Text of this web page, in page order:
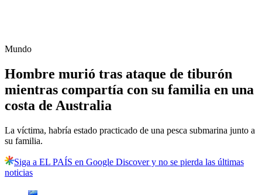
Mundo
Hombre murió tras ataque de tiburón
mientras compartía con su familia en una
costa de Australia
La víctima, habría estado practicado de una pesca submarina junto a
su familia.
Siga a EL PAÍS en Google Discover y no se pierda las últimas
noticias